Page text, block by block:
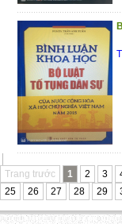
tối cao về
Phần thứ
tối cao về
Phần thứ
tối cao về
Trân trọng
(25/12/
Trang trước 1 2 3
25
26 27 28 29